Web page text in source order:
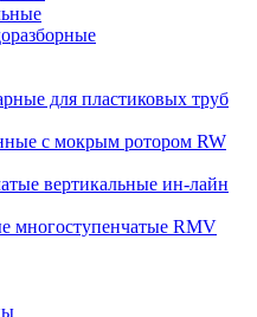
для пластиковых труб
с мокрым ротором RW
вертикальные ин-лайн
многоступенчатые RMV